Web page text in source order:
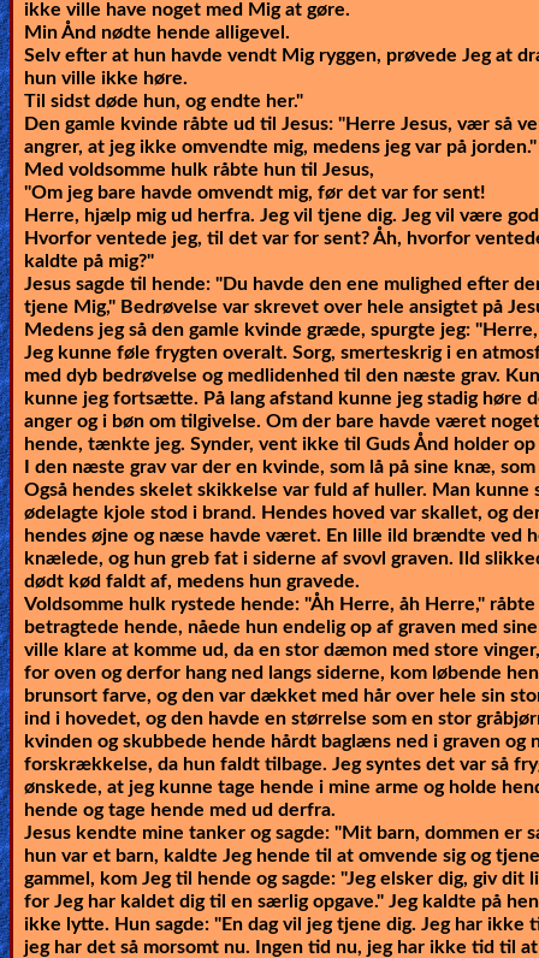
ikke ville have noget med Mig at gøre.
Min Ånd nødte hende alligevel.
Selv efter at hun havde vendt Mig ryggen, prøvede Jeg at
hun ville ikke høre.
Til sidst døde hun, og endte her."
Den gamle kvinde råbte ud til Jesus: "Herre Jesus, vær så
angrer, at jeg ikke omvendte mig, medens jeg var på jorden."
Med voldsomme hulk råbte hun til Jesus,
"Om jeg bare havde omvendt mig, før det var for sent!
Herre, hjælp mig ud herfra. Jeg vil tjene dig. Jeg vil være
Hvorfor ventede jeg, til det var for sent? Åh, hvorfor
kaldte på mig?"
Jesus sagde til hende: "Du havde den ene mulighed efter
tjene Mig," Bedrøvelse var skrevet over hele ansigtet på
Medens jeg så den gamle kvinde græde, spurgte jeg:
Jeg kunne føle frygten overalt. Sorg, smerteskrig i en
med dyb bedrøvelse og medlidenhed til den næste grav.
kunne jeg fortsætte. På lang afstand kunne jeg stadig høre
anger og i bøn om tilgivelse. Om der bare havde været
hende, tænkte jeg. Synder, vent ikke til Guds Ånd holder
I den næste grav var der en kvinde, som lå på sine knæ,
Også hendes skelet skikkelse var fuld af huller. Man kunne
ødelagte kjole stod i brand. Hendes hoved var skallet, og
hendes øjne og næse havde været. En lille ild brændte ved
knælede, og hun greb fat i siderne af svovl graven. Ild
dødt kød faldt af, medens hun gravede.
Voldsomme hulk rystede hende: "Åh Herre, åh Herre,"
betragtede hende, nåede hun endelig op af graven med
ville klare at komme ud, da en stor dæmon med store
for oven og derfor hang ned langs siderne, kom løbende
brunsort farve, og den var dækket med hår over hele sin
ind i hovedet, og den havde en størrelse som en stor
kvinden og skubbede hende hårdt baglæns ned i graven og
forskrækkelse, da hun faldt tilbage. Jeg syntes det var så
ønskede, at jeg kunne tage hende i mine arme og holde
hende og tage hende med ud derfra.
Jesus kendte mine tanker og sagde: "Mit barn, dommen er
hun var et barn, kaldte Jeg hende til at omvende sig og
gammel, kom Jeg til hende og sagde: "Jeg elsker dig, giv dit
for Jeg har kaldet dig til en særlig opgave." Jeg kaldte på
ikke lytte. Hun sagde: "En dag vil jeg tjene dig. Jeg har ikke
jeg har det så morsomt nu. Ingen tid nu, jeg har ikke tid til